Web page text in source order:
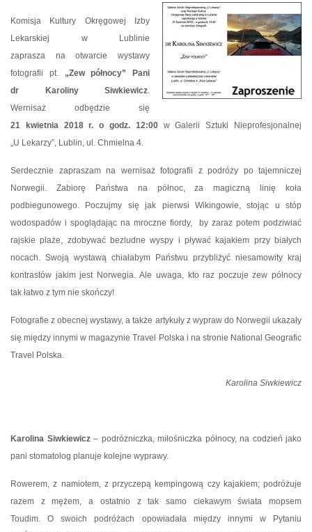
Komisja Kultury Okręgowej Izby
Lekarskiej w Lublinie
zaprasza na otwarcie wystawy
fotografii pt.
„Zew północy” Pani
dr Karoliny Siwkiewicz.
Wernisaż odbędzie się
21 kwietnia 2018 r. o godz. 12:00 w Galerii Sztuki Nieprofesjonalnej
„U Lekarzy”, Lublin, ul. Chmielna 4.
Serdecznie zapraszam na wernisaż fotografii z podróży po tajemniczej
Norwegii. Zabiorę Państwa na północ, za magiczną linię koła
podbiegunowego. Poczujmy się jak pierwsi Wikingowie, stojąc u stóp
wodospadów i spoglądając na mroczne fiordy,
by zaraz potem podziwiać
rajskie plaże, zdobywać bezludne wyspy i pływać kajakiem przy białych
nocach. Swoją wystawą chiałabym Państwu przybliżyć niesamowity kraj
kontrastów jakim jest Norwegia. Ale uwaga, kto raz poczuje zew północy
tak łatwo z tym nie skończy!
Fotografie z obecnej wystawy, a także artykuły z wypraw do Norwegii ukazały
się między innymi w magazynie Travel Polska i na stronie National Geografic
Travel Polska.
Karolina Siwkiewicz
Karolina Siwkiewicz– podróżniczka, miłośniczka północy, na codzień jako
pani stomatolog planuje kolejne wyprawy.
Rowerem, z namiotem, z przyczepą kempingową czy kajakiem; podróżuje
razem z mężem, a ostatnio z tak samo ciekawym świata mopsem
Toudim. O swoich podróżach opowiadała między innymi w Pytaniu